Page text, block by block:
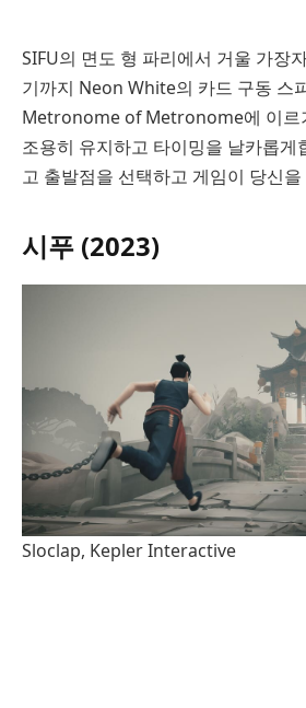
SIFU의 면도 형 파리에서 거울 가장
기까지 Neon White의 카드 구동 스
Metronome of Metronome에 이르
조용히 유지하고 타이밍을 날카롭게
고 출발점을 선택하고 게임이 당신
시푸 (2023)
Sloclap, Kepler Interactive